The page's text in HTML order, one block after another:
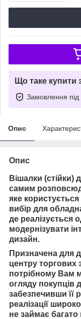
Що таке купити
Замовлення під
Опис
Опис
Вішалки (стійки)
самим
яке
вибір для
де реалізується
модернізувати
дизайн.
Призначена для
центру торгових
потрібному Вам
огляду покупців
забезпечивши її
реалізації
не займає багато